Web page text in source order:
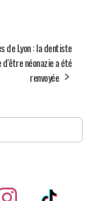
de Lyon : la dentiste
d'être néonazie a été
renvoyée